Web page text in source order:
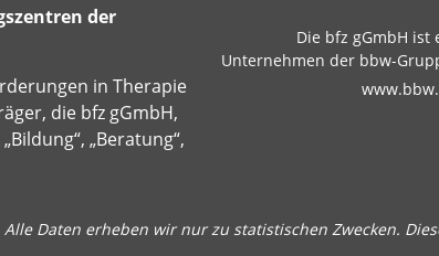
der
in Therapie
die bfz gGmbH,
„Beratung“,
Die bfz gGmbH ist
Unternehmen der bbw-
Daten erheben wir nur zu statistischen Zwecken.